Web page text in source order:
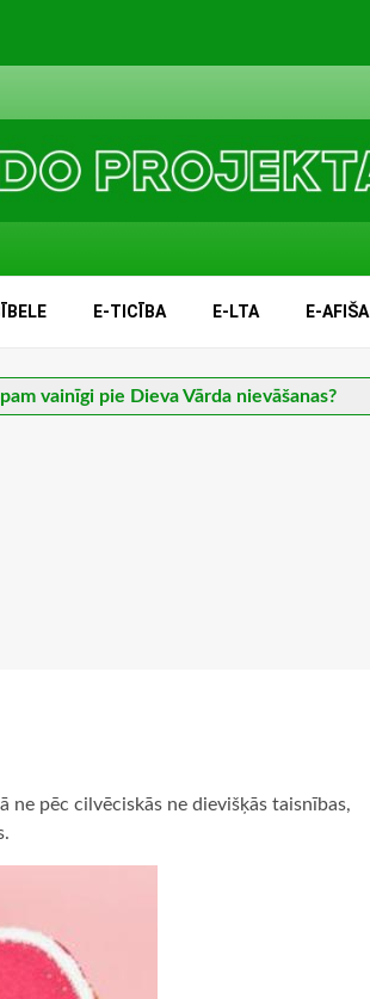
E-TICĪBA E-LTA E-AFIŠA
vainīgi pie Dieva Vārda nievāšanas?
ne pēc cilvēciskās ne dievišķās taisnības,